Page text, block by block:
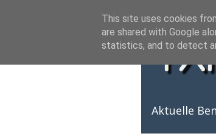
Aktuelle
This site uses cookies
are shared with Google
statistics, and to detect